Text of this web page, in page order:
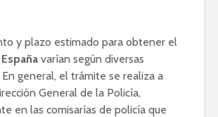
y plazo estimado para obtener el
varían según diversas
En general, el trámite se realiza a
General de la Policía,
en las comisarías de policía que